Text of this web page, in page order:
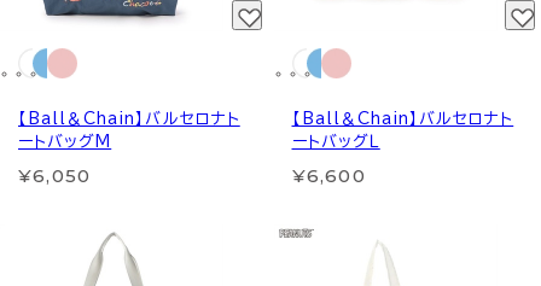
【Ball＆Chain】バルセロナト
ートバッグM
¥6,050
【Ball＆Chain】バルセロナト
ートバッグＬ
¥6,600